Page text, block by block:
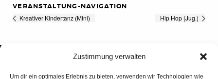
Zustimmung verwalten
Um dir ein optimales Erlebnis zu bieten, verwenden wir Technologien wie
VERANSTALTUNG-NAVIGATION
Kreativer Kindertanz (Mini) Hip Hop (Jug.)